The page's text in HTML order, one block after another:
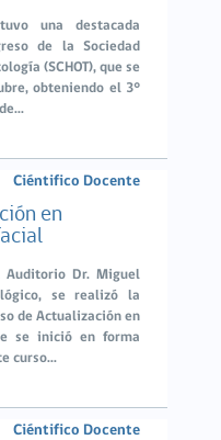
una destacada
de la Sociedad
(SCHOT), que se
obteniendo el 3°
Ciéntifico Docente
en
Auditorio Dr. Miguel
se realizó la
de Actualización en
se inició en forma
curso...
Ciéntifico Docente